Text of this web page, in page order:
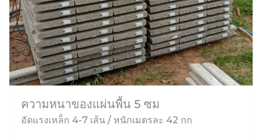
ความหนาของแผ่นพื้น 5 ซม
อัดแรงเหล็ก 4-7 เส้น / หนักเมตรละ 42 กก